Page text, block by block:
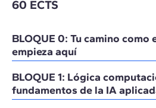
60 ECTS
BLOQUE 0: Tu camino como
empieza aquí
BLOQUE 1: Lógica
fundamentos de la IA